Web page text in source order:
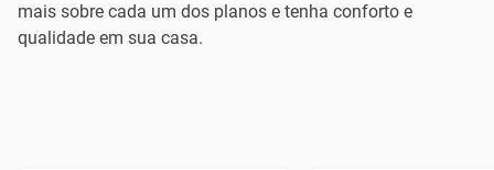
mais sobre cada um dos planos e tenha conforto e
qualidade em sua casa.